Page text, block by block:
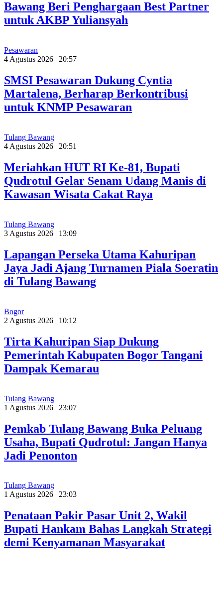
Bawang Beri Penghargaan Best Partner
untuk AKBP Yuliansyah
Pesawaran
4 Agustus 2026 | 20:57
SMSI Pesawaran Dukung Cyntia
Martalena, Berharap Berkontribusi
untuk KNMP Pesawaran
Tulang Bawang
4 Agustus 2026 | 20:51
Meriahkan HUT RI Ke-81, Bupati
Qudrotul Gelar Senam Udang Manis di
Kawasan Wisata Cakat Raya
Tulang Bawang
3 Agustus 2026 | 13:09
Lapangan Perseka Utama Kahuripan
Jaya Jadi Ajang Turnamen Piala Soeratin
di Tulang Bawang
Bogor
2 Agustus 2026 | 10:12
Tirta Kahuripan Siap Dukung
Pemerintah Kabupaten Bogor Tangani
Dampak Kemarau
Tulang Bawang
1 Agustus 2026 | 23:07
Pemkab Tulang Bawang Buka Peluang
Usaha, Bupati Qudrotul: Jangan Hanya
Jadi Penonton
Tulang Bawang
1 Agustus 2026 | 23:03
Penataan Pakir Pasar Unit 2, Wakil
Bupati Hankam Bahas Langkah Strategi
demi Kenyamanan Masyarakat